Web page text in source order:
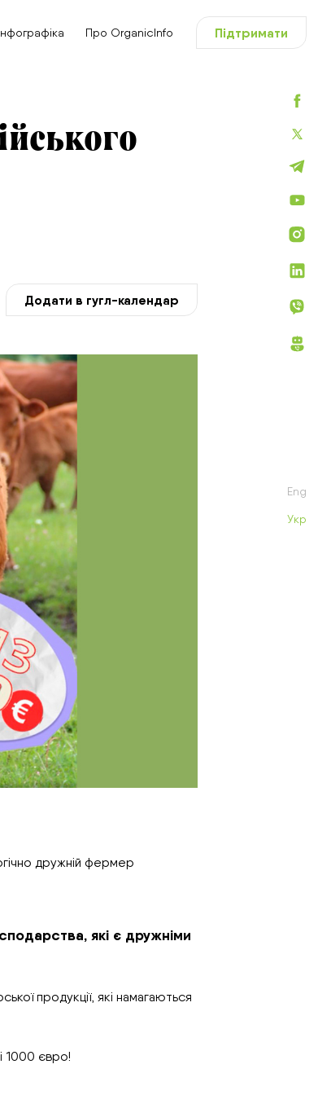
Про OrganicInfo Підтримати
Eng
Укр
Додати в гугл-календар
дружній фермер
які є дружніми
продукції, які намагаються
1000 євро!